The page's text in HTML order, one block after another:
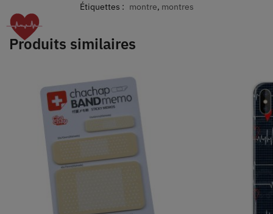
Étiquettes : montre, montres
Produits similaires